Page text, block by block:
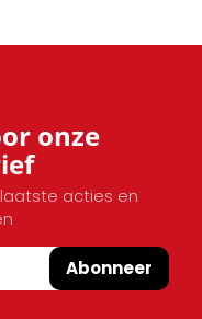
onze
acties en
Abonneer